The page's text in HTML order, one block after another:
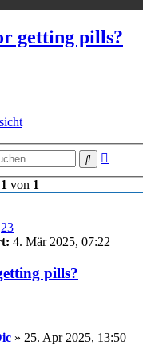
getting pills?
Suche
1 von 1
23
4. Mär 2025, 07:22
pills?
» 25. Apr 2025, 13:50